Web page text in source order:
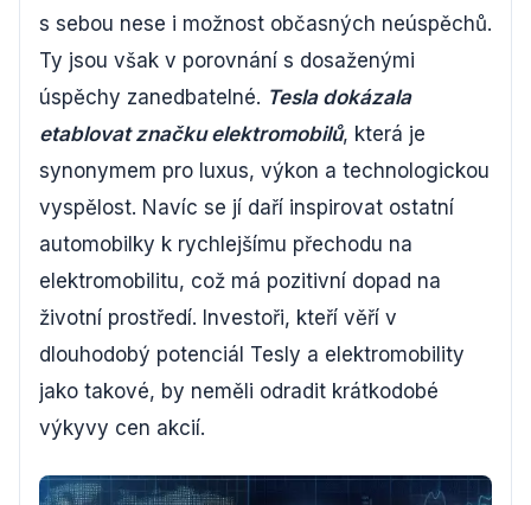
s sebou nese i možnost občasných neúspěchů.
Ty jsou však v porovnání s dosaženými
úspěchy zanedbatelné. Tesla dokázala
etablovat značku elektromobilů, která je
synonymem pro luxus, výkon a technologickou
vyspělost. Navíc se jí daří inspirovat ostatní
automobilky k rychlejšímu přechodu na
elektromobilitu, což má pozitivní dopad na
životní prostředí. Investoři, kteří věří v
dlouhodobý potenciál Tesly a elektromobility
jako takové, by neměli odradit krátkodobé
výkyvy cen akcií.